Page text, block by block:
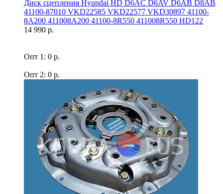
Диск сцепления Hyundai HD D6AC D6AV D6AB D8AB
41100-87010 VKD22585 VKD22577 VKD30897 41100-
8A200 411008A200 41100-8R550 411008R550 HD122
14 990 р.
Опт 1: 0 р.
Опт 2: 0 р.